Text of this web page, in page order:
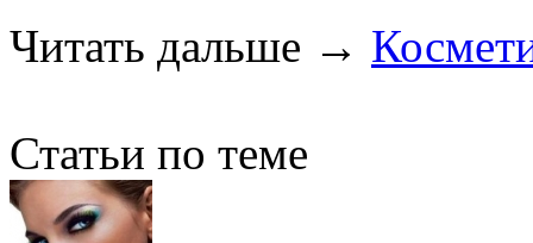
Читать дальше →
Статьи по теме